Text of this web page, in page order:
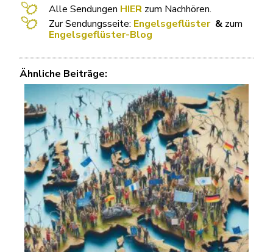
Alle Sendungen HIER zum Nachhören.
Zur Sendungsseite: Engelsgeflüster& zum
Engelsgeflüster-Blog
Ähnliche Beiträge: